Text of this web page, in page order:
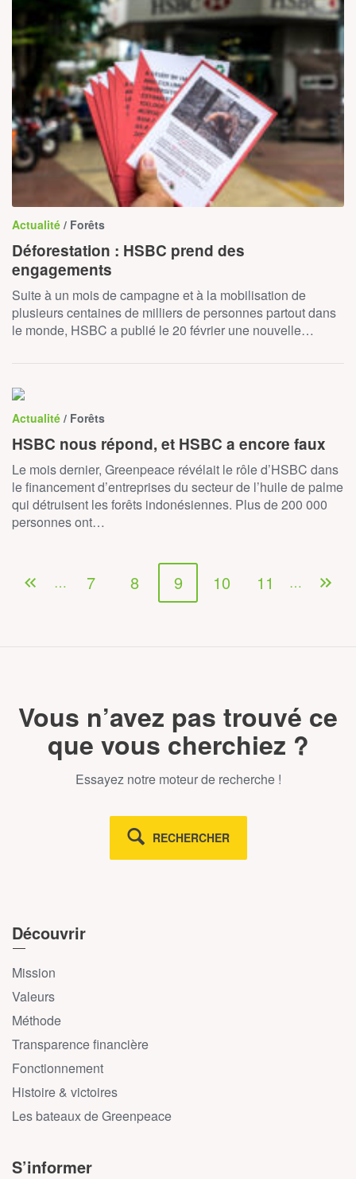
Actualité / Forêts
Déforestation : HSBC prend des
engagements
Suite à un mois de campagne et à la mobilisation de
plusieurs centaines de milliers de personnes partout dans
le monde, HSBC a publié le 20 février une nouvelle…
Actualité / Forêts
HSBC nous répond, et HSBC a encore faux
Le mois dernier, Greenpeace révélait le rôle d’HSBC dans
le financement d’entreprises du secteur de l’huile de palme
qui détruisent les forêts indonésiennes. Plus de 200 000
personnes ont…
… 7 8 9 10 11 …
Vous n’avez pas trouvé ce
que vous cherchiez ?
Essayez notre moteur de recherche !
RECHERCHER
Découvrir
Mission
Valeurs
Méthode
Transparence financière
Fonctionnement
Histoire & victoires
Les bateaux de Greenpeace
S’informer